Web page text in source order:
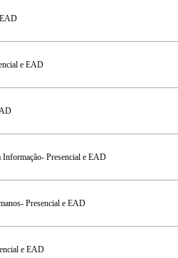
e EAD
Informação- Presencial e EAD
Presencial e EAD
e EAD